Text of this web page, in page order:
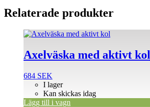
Relaterade produkter
Axelväska med aktivt kol
684 SEK
I lager
Kan skickas idag
Lägg till i vagn